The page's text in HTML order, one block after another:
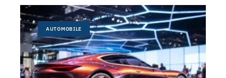
AUTOMOBILE